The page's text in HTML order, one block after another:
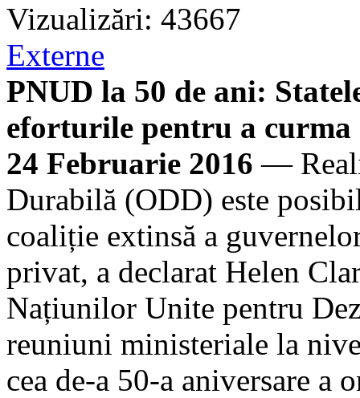
Vizualizări: 43667
Externe
PNUD la 50 de ani:
eforturile pentru a curma
24 Februarie 2016 —
Durabilă (ODD) este
coaliție extinsă a
privat, a declarat Helen
Națiunilor Unite pentru
reuniuni ministeriale la
cea de-a 50-a aniversare a